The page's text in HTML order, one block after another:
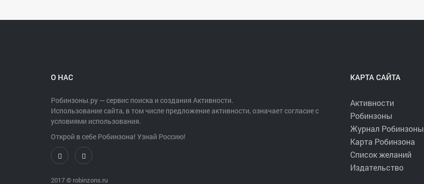
О НАС
Робинзоны.ру — сервис поиска и создания Активности.
Использование сайта, в том числе предложение активности, означает согласие с
условиями использования.
Открой в себе Робинзона! Узнай Россию!
КАРТА САЙТА
Активности
Робинзоны
Журнал Робинзоны
Карта Робинзона
Список желаний
Издательство
2017 © robinzons.ru